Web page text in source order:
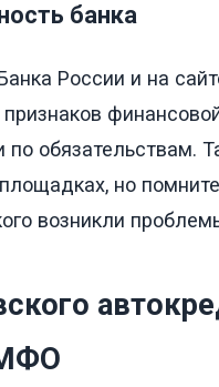
банка
России и на
по обязательствам.
но
возникли